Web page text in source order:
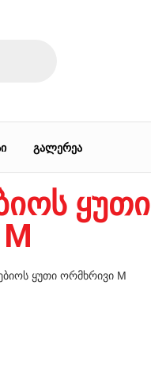
გალერეა
ყუთი
ყუთი ორმხრივი M